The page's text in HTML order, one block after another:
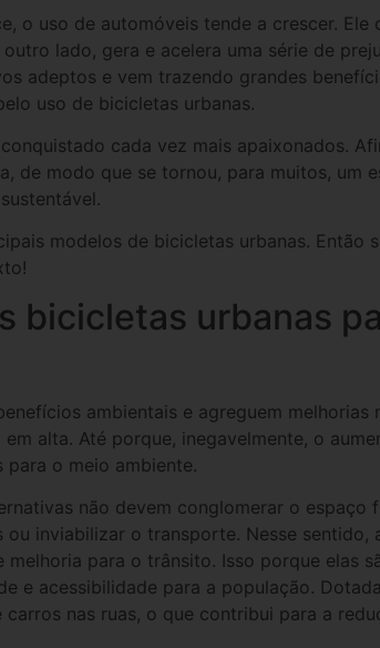
o uso de automóveis tende a crescer.
lado, gera e acelera uma série de
adeptos e vem trazendo grandes
uso de bicicletas urbanas.
cada vez mais apaixonados.
de modo que se tornou, para muitos, um
modelos de bicicletas urbanas. Então
bicicletas urbanas
ambientais e agreguem melhorias
alta. Até porque, inegavelmente, o
para o meio ambiente.
não devem conglomerar o espaço
inviabilizar o transporte. Nesse sentido,
para o trânsito. Isso porque elas
e acessibilidade para a população.
nas ruas, o que contribui para a